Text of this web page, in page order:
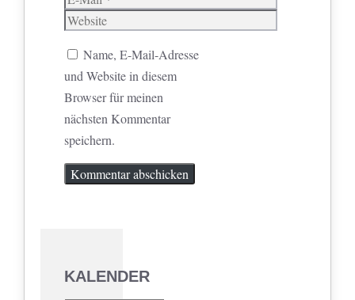
Mail
Website
Name, E-Mail-Adresse
und Website in diesem
Browser für meinen
nächsten Kommentar
speichern.
KALENDER